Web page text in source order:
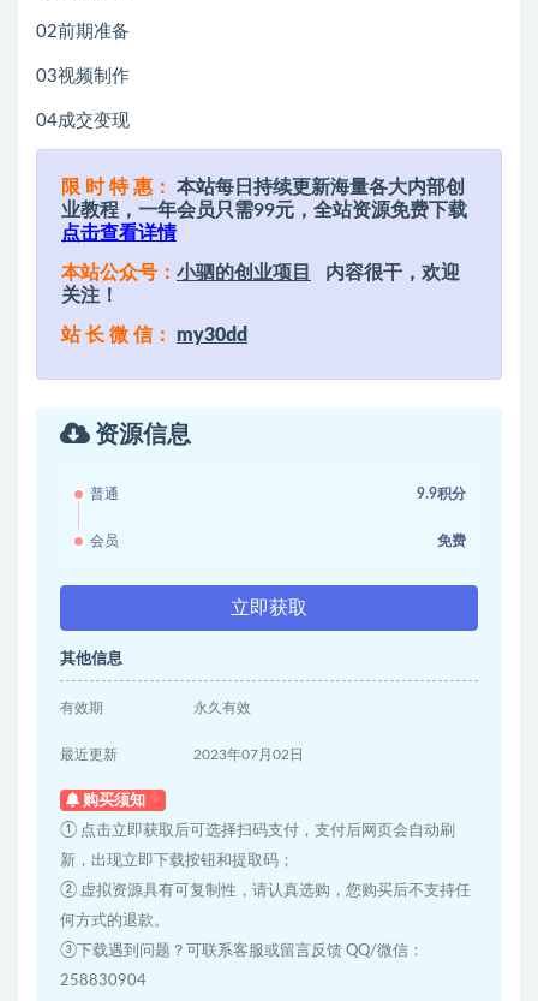
02前期准备
03视频制作
04成交变现
限 时 特 惠：
本站每日持续更新海量各大内部创
业教程，一年会员只需99元，全站资源免费下载
点击查看详情
本站公众号： 小驷的创业项目
内容很干，欢迎
关注！
站 长 微 信： my30dd
资源信息
普通 9.9积分
会员 免费
立即获取
其他信息
有效期 永久有效
最近更新 2023年07月02日
购买须知
① 点击立即获取后可选择扫码支付，支付后网页会自动刷
新，出现立即下载按钮和提取码；
② 虚拟资源具有可复制性，请认真选购，您购买后不支持任
何方式的退款。
③下载遇到问题？可联系客服或留言反馈 QQ/微信：
258830904